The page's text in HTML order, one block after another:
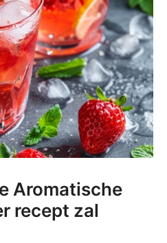
Aromatische
recept zal